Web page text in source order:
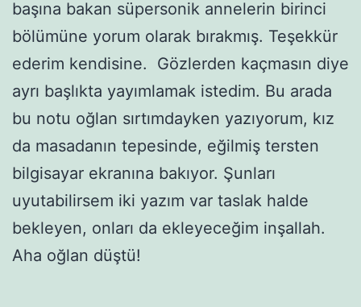
başına bakan süpersonik annelerin birinci
bölümüne yorum olarak bırakmış. Teşekkür
ederim kendisine. Gözlerden kaçmasın diye
ayrı başlıkta yayımlamak istedim. Bu arada
bu notu oğlan sırtımdayken yazıyorum, kız
da masadanın tepesinde, eğilmiş tersten
bilgisayar ekranına bakıyor. Şunları
uyutabilirsem iki yazım var taslak halde
bekleyen, onları da ekleyeceğim inşallah.
Aha oğlan düştü!